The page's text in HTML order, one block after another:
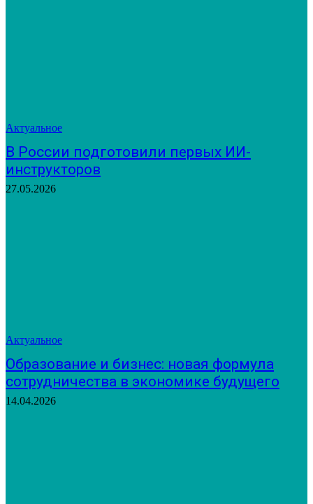
Актуальное
В России подготовили первых ИИ-
инструкторов
27.05.2026
Актуальное
Образование и бизнес: новая формула
сотрудничества в экономике будущего
14.04.2026